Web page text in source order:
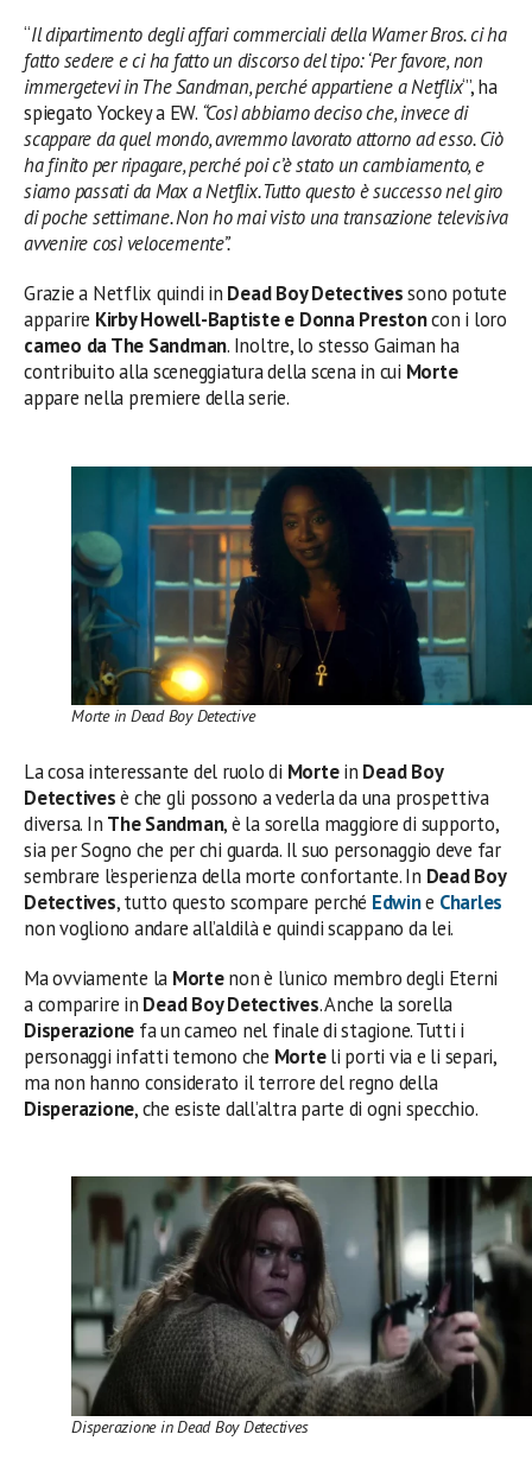
“Il dipartimento degli affari commerciali della Warner Bros. ci ha
fatto sedere e ci ha fatto un discorso del tipo: ‘Per favore, non
immergetevi in The Sandman, perché appartiene a Netflix‘”, ha
spiegato Yockey a EW. “Così abbiamo deciso che, invece di
scappare da quel mondo, avremmo lavorato attorno ad esso. Ciò
ha finito per ripagare, perché poi c’è stato un cambiamento, e
siamo passati da Max a Netflix. Tutto questo è successo nel giro
di poche settimane. Non ho mai visto una transazione televisiva
avvenire così velocemente”.
Grazie a Netflix quindi in Dead Boy Detectivessono potute
apparire Kirby Howell-Baptiste e Donna Prestoncon i loro
cameo da The Sandman. Inoltre, lo stesso Gaiman ha
contribuito alla sceneggiatura della scena in cui Morte
appare nella premiere della serie.
Morte in Dead Boy Detective
La cosa interessante del ruolo di Mortein Dead Boy
Detectivesè che gli possono a vederla da una prospettiva
diversa. In The Sandman, è la sorella maggiore di supporto,
sia per Sogno che per chi guarda. Il suo personaggio deve far
sembrare l’esperienza della morte confortante. In Dead Boy
Detectives, tutto questo scompare perché Edwine Charles
non vogliono andare all’aldilà e quindi scappano da lei.
Ma ovviamente la Mortenon è l’unico membro degli Eterni
a comparire in Dead Boy Detectives. Anche la sorella
Disperazione fa un cameo nel finale di stagione. Tutti i
personaggi infatti temono che Morteli porti via e li separi,
ma non hanno considerato il terrore del regno della
Disperazione, che esiste dall’altra parte di ogni specchio.
Disperazione in Dead Boy Detectives